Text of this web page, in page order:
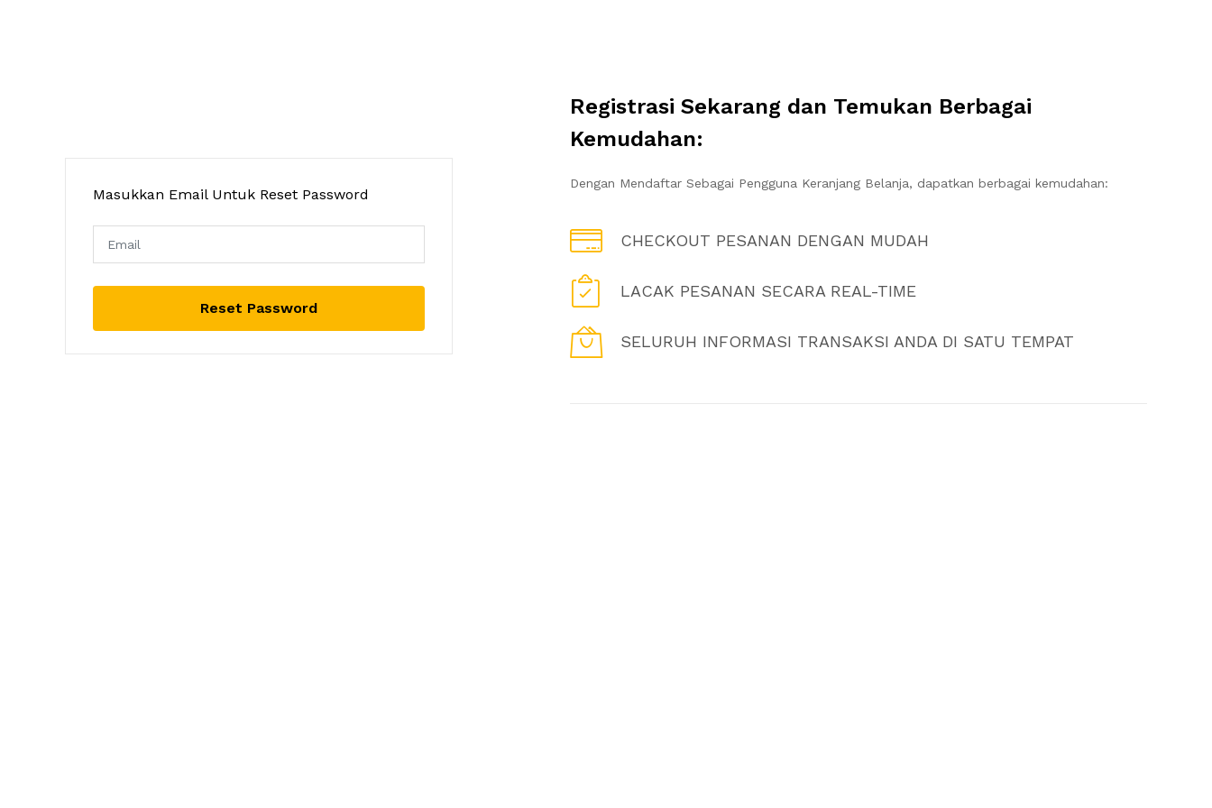
Masukkan Email Untuk Reset Password
Reset Password
Registrasi Sekarang dan Temukan Berbagai
Kemudahan:
Dengan Mendaftar Sebagai Pengguna Keranjang Belanja, dapatkan berbagai kemudahan:
CHECKOUT PESANAN DENGAN MUDAH
LACAK PESANAN SECARA REAL-TIME
SELURUH INFORMASI TRANSAKSI ANDA DI SATU TEMPAT